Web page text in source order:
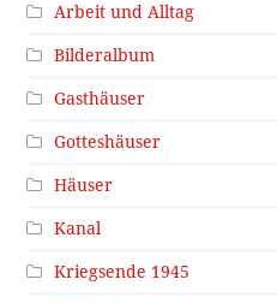
Arbeit und Alltag
Bilderalbum
Gasthäuser
Gotteshäuser
Häuser
Kanal
Kriegsende 1945